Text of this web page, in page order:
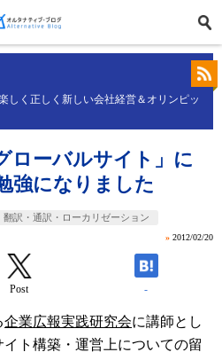
しく正しく新しい会社経営＆オリンピッ
ローバルサイト」に
強になりました
翻訳・通訳・ローカリゼーション
» 2012/02/20
Post -
企業広報実践研究会に講師とし
ト構築・運営上についての留